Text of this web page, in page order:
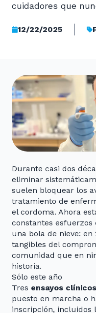
cuidadores que
12/22/2025
Durante casi dos
eliminar
suelen bloquear los
tratamiento de
el cordoma. Ahora
constantes esfuerzos
una bola de nieve:
tangibles del
comunidad que en
historia.
Sólo este año
Tres ensayos clínicos
puesto en marcha o
inscripción, incluidos